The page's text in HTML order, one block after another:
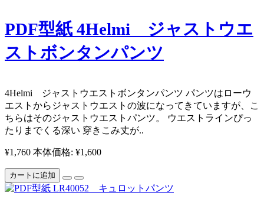
PDF型紙 4Helmi ジャストウエ
ストボンタンパンツ
4Helmi ジャストウエストボンタンパンツ パンツはローウ
エストからジャストウエストの波になってきていますが、こ
ちらはそのジャストウエストパンツ。 ウエストラインぴっ
たりまでくる深い 穿きこみ丈が..
¥1,760 本体価格: ¥1,600
カートに追加